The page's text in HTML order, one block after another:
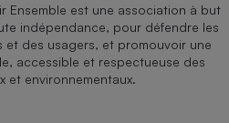
Ensemble est une association à but
indépendance, pour défendre les
et des usagers, et promouvoir une
accessible et respectueuse des
et environnementaux.